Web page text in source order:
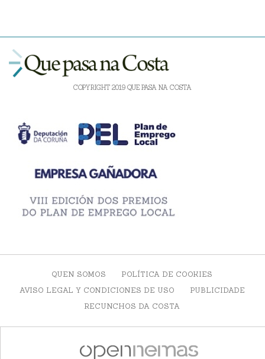
COPYRIGHT 2019 QUE PASA NA COSTA
QUEN SOMOS
POLÍTICA DE COOKIES
AVISO LEGAL Y CONDICIONES DE USO
PUBLICIDADE
RECUNCHOS DA COSTA